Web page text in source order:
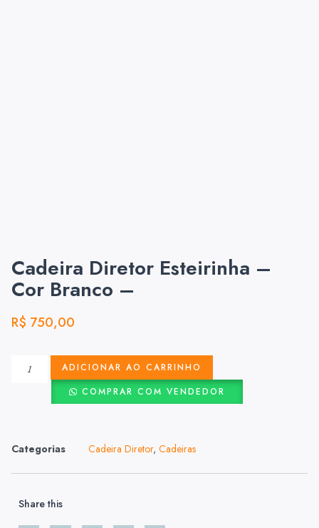
Cadeira Diretor Esteirinha –
Cor Branco –
R$ 750,00
ADICIONAR AO CARRINHO
COMPRAR COM VENDEDOR
Categorias Cadeira Diretor, Cadeiras
Share this